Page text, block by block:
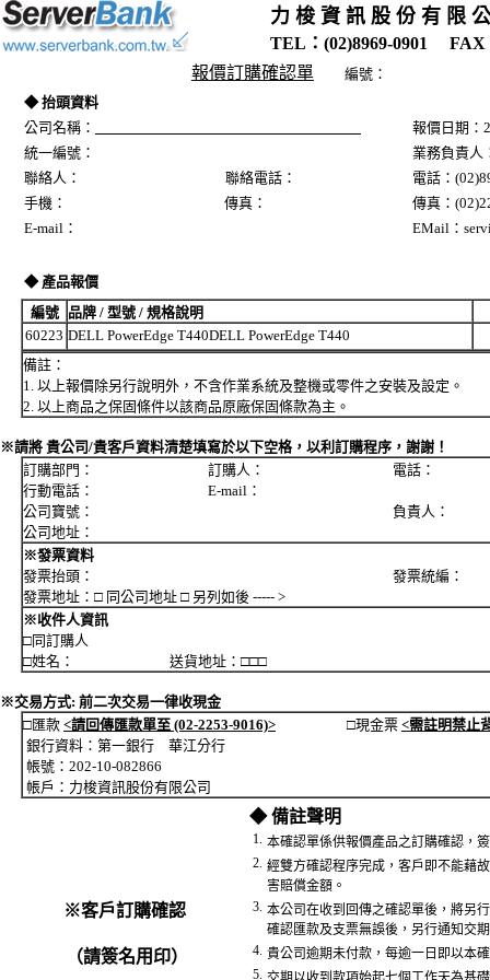
力 梭 資 訊 股 份 有 限
TEL：(02)8969-0901 FAX
報價訂購確認單
編號：
◆ 抬頭資料
公司名稱：
報價日期
統一編號：
業務負責人
聯絡人： 聯絡電話：
電話：
手機： 傳真：
傳真：
E-mail：
EMail：
◆ 產品報價
編號
品牌 / 型號 / 規格說明
60223 DELL PowerEdge T440DELL PowerEdge T440
備註：
1. 以上報價除另行說明外，不含作業系統及整機或零件之安裝及設定。
2. 以上商品之保固條件以該商品原廠保固條款為主。
※請將 貴公司/貴客戶資料清楚填寫於以下空格，以利訂購程序，謝謝！
訂購部門： 訂購人： 電話：
行動電話： E-mail：
公司寶號： 負責人：
公司地址：
※發票資料
發票抬頭： 發票統編：
發票地址：□ 同公司地址 □ 另列如後 ----- >
※收件人資訊
□同訂購人
□姓名： 送貨地址：□□□
※交易方式: 前二次交易一律收現金
□匯款 <請回傳匯款單至 (02-2253-9016)> □現金票 <需註明禁止
銀行資料：第一銀行 華江分行
帳號：202-10-082866
帳戶：力梭資訊股份有限公司
※客戶訂購確認
（請簽名用印）
◆ 備註聲明
1. 本確認單係供報價產品之訂購確認，
2. 經雙方確認程序完成，客戶即不能藉
害賠償金額。
3. 本公司在收到回傳之確認單後，將另
確認匯款及支票無誤後，另行通知交
4. 貴公司逾期未付款，每逾一日即以本
5.